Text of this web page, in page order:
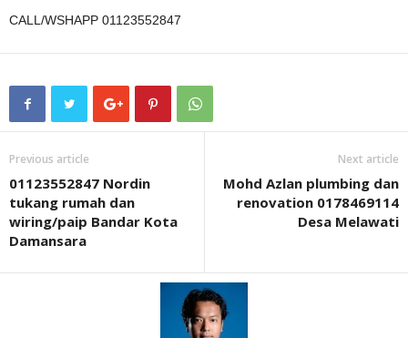
CALL/WSHAPP 01123552847
Previous article
01123552847 Nordin
tukang rumah dan
wiring/paip Bandar Kota
Damansara
Next article
Mohd Azlan plumbing dan
renovation 0178469114
Desa Melawati